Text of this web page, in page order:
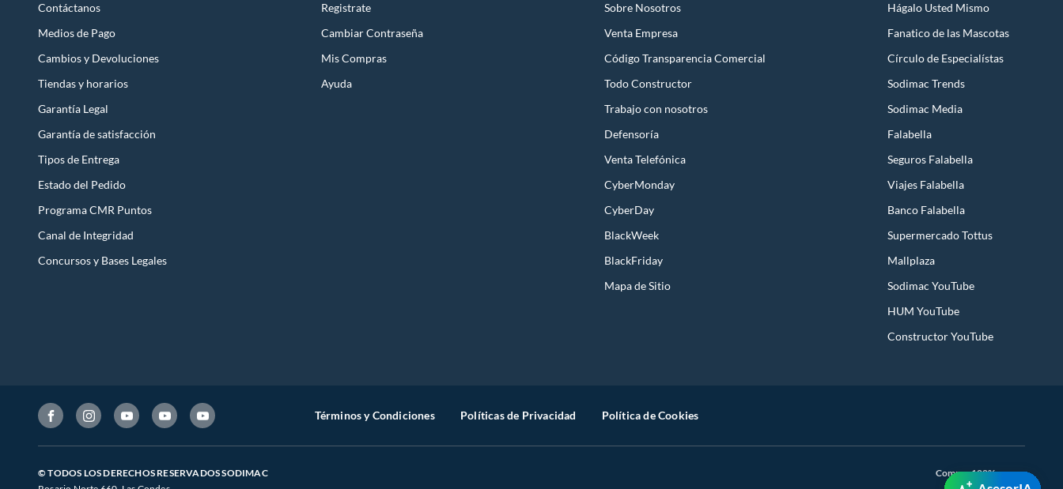
Contáctanos
Medios de Pago
Cambios y Devoluciones
Tiendas y horarios
Garantía Legal
Garantía de satisfacción
Tipos de Entrega
Estado del Pedido
Programa CMR Puntos
Canal de Integridad
Concursos y Bases Legales
Registrate
Cambiar Contraseña
Mis Compras
Ayuda
Sobre Nosotros
Venta Empresa
Código Transparencia Comercial
Todo Constructor
Trabajo con nosotros
Defensoría
Venta Telefónica
CyberMonday
CyberDay
BlackWeek
BlackFriday
Mapa de Sitio
Hágalo Usted Mismo
Fanatico de las Mascotas
Círculo de Especialístas
Sodimac Trends
Sodimac Media
Falabella
Seguros Falabella
Viajes Falabella
Banco Falabella
Supermercado Tottus
Mallplaza
Sodimac YouTube
HUM YouTube
Constructor YouTube
Términos y Condiciones Políticas de Privacidad Política de Cookies
© TODOS LOS DERECHOS RESERVADOS SODIMAC
Compra 100% segura